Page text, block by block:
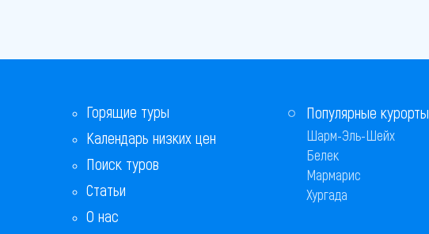
Горящие туры
Календарь низких цен
Поиск туров
Статьи
О нас
Популярные курорты
Шарм-Эль-Шейх
Белек
Мармарис
Хургада